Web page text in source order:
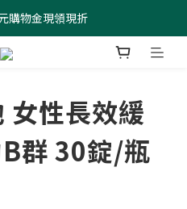
起 宅配免運
購物金現領現折
起 宅配免運
性長效緩
群 30錠/瓶